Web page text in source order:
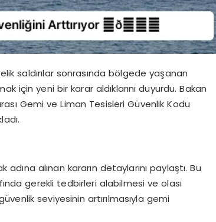
saldırılar sonrasında bölgede yaşanan
için yeni bir karar aldıklarını duyurdu. Bakan
Gemi ve Liman Tesisleri Güvenlik Kodu
alınan kararın detaylarını paylaştı. Bu
gerekli tedbirleri alabilmesi ve olası
seviyesinin artırılmasıyla gemi